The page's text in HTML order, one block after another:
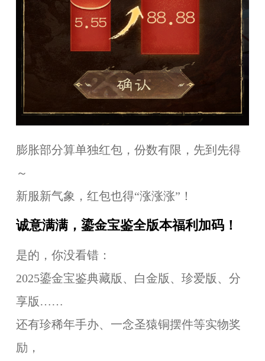
膨胀部分算单独红包，份数有限，先到先得
～
新服新气象，红包也得“涨涨涨”！
诚意满满，鎏金宝鉴全版本福利加码！
是的，你没看错：
2025鎏金宝鉴典藏版、白金版、珍爱版、分
享版……
还有珍稀年手办、一念圣猿铜摆件等实物奖
励，